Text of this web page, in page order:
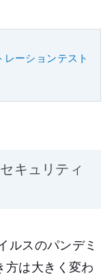
ーションテスト
キュリティ
ルスのパンデミ
方は大きく変わ